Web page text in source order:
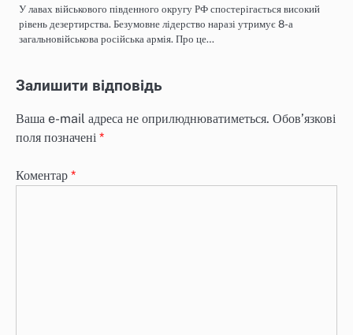
У лавах військового південного округу РФ спостерігається високий
рівень дезертирства. Безумовне лідерство наразі утримує 8-а
загальновійськова російська армія. Про це…
Залишити відповідь
Ваша e-mail адреса не оприлюднюватиметься. Обов’язкові
поля позначені *
Коментар *